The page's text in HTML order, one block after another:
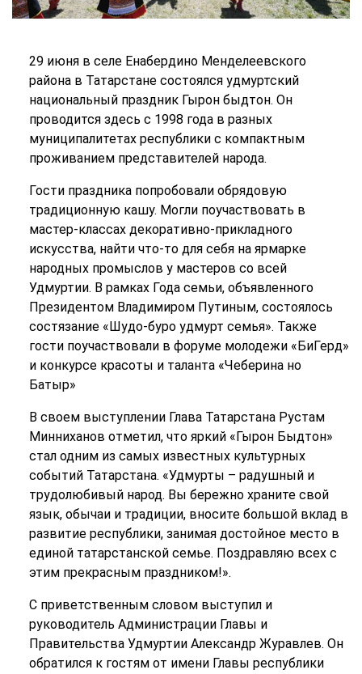
29 июня в селе Енабердино Менделеевского
района в Татарстане состоялся удмуртский
национальный праздник Гырон быдтон. Он
проводится здесь с 1998 года в разных
муниципалитетах республики с компактным
проживанием представителей народа.
Гости праздника попробовали обрядовую
традиционную кашу. Могли поучаствовать в
мастер-классах декоративно-прикладного
искусства, найти что-то для себя на ярмарке
народных промыслов у мастеров со всей
Удмуртии. В рамках Года семьи, объявленного
Президентом Владимиром Путиным, состоялось
состязание «Шудо-буро удмурт семья». Также
гости поучаствовали в форуме молодежи «БиГерд»
и конкурсе красоты и таланта «Чеберина но
Батыр»
В своем выступлении Глава Татарстана Рустам
Минниханов отметил, что яркий «Гырон Быдтон»
стал одним из самых известных культурных
событий Татарстана. «Удмурты – радушный и
трудолюбивый народ. Вы бережно храните свой
язык, обычаи и традиции, вносите большой вклад в
развитие республики, занимая достойное место в
единой татарстанской семье. Поздравляю всех с
этим прекрасным праздником!».
С приветственным словом выступил и
руководитель Администрации Главы и
Правительства Удмуртии Александр Журавлев. Он
обратился к гостям от имени Главы республики